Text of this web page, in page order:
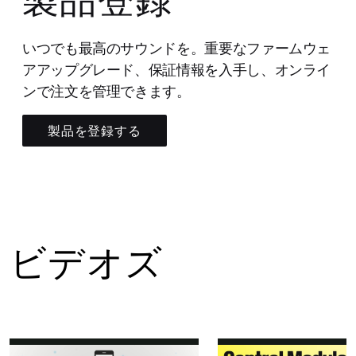
いつでも最高のサウンドを。重要なファームウェ
アアップグレード、保証情報を入手し、オンライ
ンで注文を管理できます。
製品を登録する
ビデオズ